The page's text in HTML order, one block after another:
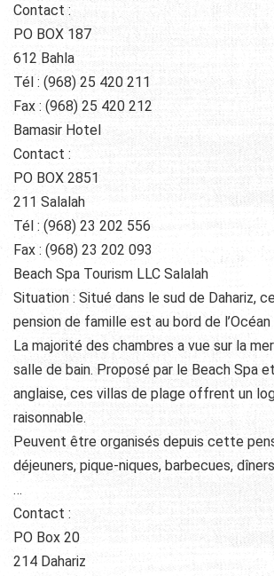
Contact :
PO BOX 187
612 Bahla
Tél : (968) 25 420 211
Fax : (968) 25 420 212
Bamasir Hotel
Contact :
PO BOX 2851
211 Salalah
Tél : (968) 23 202 556
Fax : (968) 23 202 093
Beach Spa Tourism LLC Salalah
Situation : Situé dans le sud de Dahariz,
pension de famille est au bord de l’Océan
La majorité des chambres a vue sur la
salle de bain. Proposé par le Beach Spa
anglaise, ces villas de plage offrent un
raisonnable.
Peuvent être organisés depuis cette
déjeuners, pique-niques, barbecues,
…
Contact :
PO Box 20
214 Dahariz